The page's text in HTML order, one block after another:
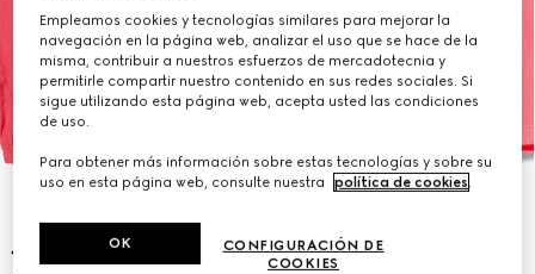
Empleamos cookies y tecnologías similares para mejorar la
navegación en la página web, analizar el uso que se hace de la
misma, contribuir a nuestros esfuerzos de mercadotecnia y
permitirle compartir nuestro contenido en sus redes sociales. Si
sigue utilizando esta página web, acepta usted las condiciones
de uso.
Para obtener más información sobre estas tecnologías y sobre su
uso en esta página web, consulte nuestra
política de cookies.
CONFIGURACIÓN DE
COOKIES
OK